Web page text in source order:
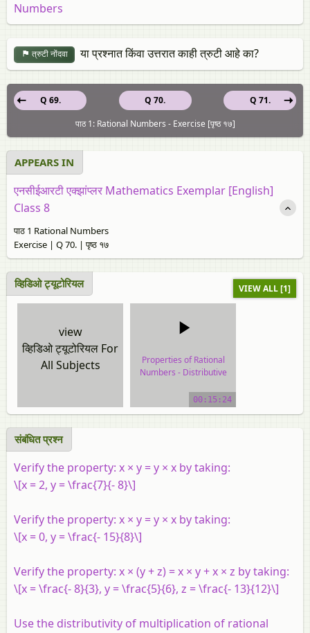
Numbers
त्रुटी नोंदवा या प्रश्नात किंवा उत्तरात काही त्रुटी आहे का?
Q 70.
Q 69.
Q 71.
पाठ 1: Rational Numbers - Exercise [पृष्ठ १७]
APPEARS IN
एनसीईआरटी एक्झांप्लर Mathematics Exemplar [English]
Class 8
पाठ 1 Rational Numbers
Exercise | Q 70. | पृष्ठ १७
व्हिडिओ ट्यूटोरियल VIEW ALL [1]
view
व्हिडिओ ट्यूटोरियल For
All Subjects
Properties of Rational
Numbers - Distributive
Over Addition for Rational
Numbers
00:15:24
संबंधित प्रश्‍न
Verify the property: x × y =y × x by taking:
\[x = 2, y = \frac{7}{- 8}\]
Verify the property: x × y =y × x by taking:
\[x = 0, y = \frac{- 15}{8}\]
Verify the property: x × (y+z) =x × y+x × z by taking:
\[x = \frac{- 8}{3}, y = \frac{5}{6}, z = \frac{- 13}{12}\]
Use the distributivity of multiplication of rational